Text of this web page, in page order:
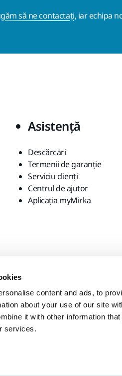
content and ads, to
about your use of our site
it with other information
services.
să ne contactați, iar echipa
Asistență
Descărcări
Termenii de garanție
Serviciu clienți
Centrul de ajutor
Aplicația myMirka
site-ul local?